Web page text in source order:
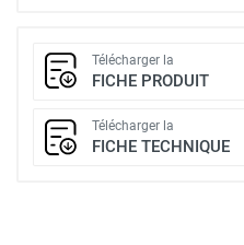
Télécharger la
FICHE PRODUIT
Télécharger la
FICHE TECHNIQUE